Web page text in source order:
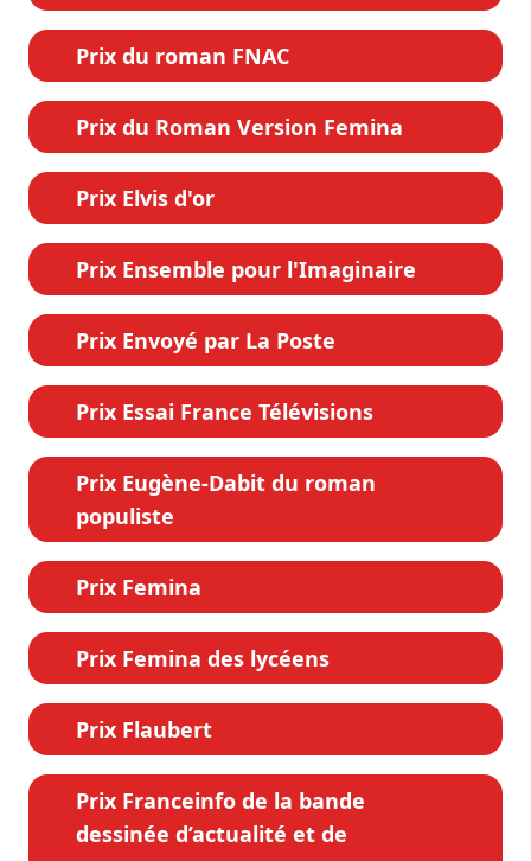
Prix du roman FNAC
Prix du Roman Version Femina
Prix Elvis d'or
Prix Ensemble pour l'Imaginaire
Prix Envoyé par La Poste
Prix Essai France Télévisions
Prix Eugène-Dabit du roman
populiste
Prix Femina
Prix Femina des lycéens
Prix Flaubert
Prix Franceinfo de la bande
dessinée d’actualité et de